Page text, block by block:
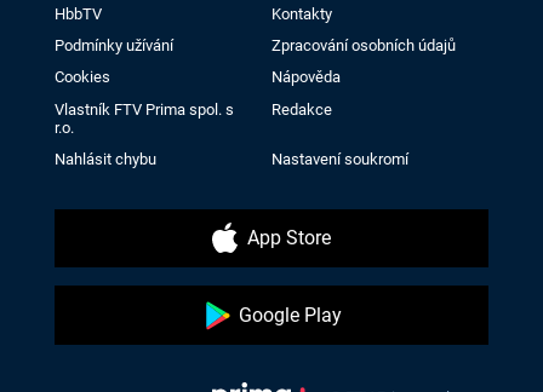
HbbTV
Kontakty
Podmínky užívání
Zpracování osobních údajů
Cookies
Nápověda
Vlastník FTV Prima spol. s
r.o.
Redakce
Nahlásit chybu Nastavení soukromí
App Store
Google Play